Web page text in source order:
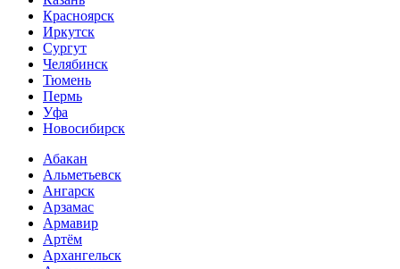
Красноярск
Иркутск
Сургут
Челябинск
Тюмень
Пермь
Уфа
Новосибирск
Абакан
Альметьевск
Ангарск
Арзамас
Армавир
Артём
Архангельск